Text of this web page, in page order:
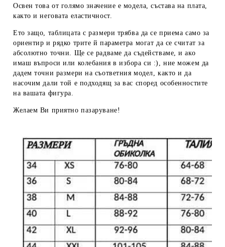
Освен това от голямо значение е модела, състава на плата,
както и неговата еластичност.
Ето защо, таблицата с размери трябва да се приема само за
ориентир и рядко трите й параметра могат да се считат за
абсолютно точни. Ще се радваме да съдействаме, и ако
имаш въпроси или колебания в избора си :), ние можем да
дадемточни размери на съответния модел, както и да
насочим дали той е подходящ за вас според особенностите
на вашата фигура.
Желаем Ви приятно пазаруване!